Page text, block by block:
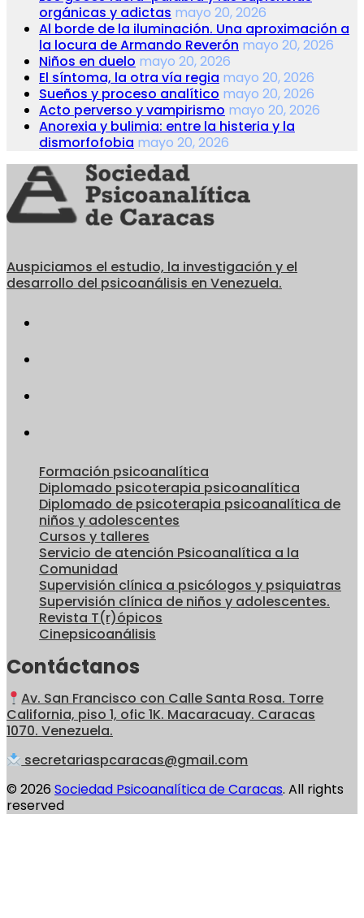
orgánicas y adictas mayo 20, 2026
Al borde de la iluminación. Una aproximación a
la locura de Armando Reverón mayo 20, 2026
Niños en duelo mayo 20, 2026
El síntoma, la otra vía regia mayo 20, 2026
Sueños y proceso analítico mayo 20, 2026
Acto perverso y vampirismo mayo 20, 2026
Anorexia y bulimia: entre la histeria y la
dismorfofobia mayo 20, 2026
Auspiciamos el estudio, la investigación y el
desarrollo del psicoanálisis en Venezuela.
Formación psicoanalítica
Diplomado psicoterapia psicoanalítica
Diplomado de psicoterapia psicoanalítica de
niños y adolescentes
Cursos y talleres
Servicio de atención Psicoanalítica a la
Comunidad
Supervisión clínica a psicólogos y psiquiatras
Supervisión clínica de niños y adolescentes.
Revista T(r)ópicos
Cinepsicoanálisis
Contáctanos
Av. San Francisco con Calle Santa Rosa. Torre
California, piso 1, ofic 1K. Macaracuay. Caracas
1070. Venezuela.
secretariaspcaracas@gmail.com
© 2026 Sociedad Psicoanalítica de Caracas. All rights
reserved